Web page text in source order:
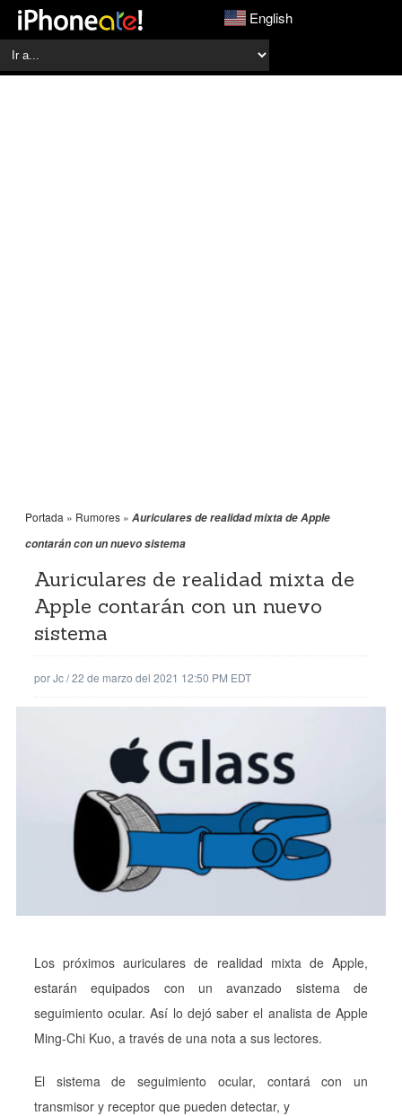
English
Portada » Rumores » Auriculares de realidad mixta de Apple
contarán con un nuevo sistema
Auriculares de realidad mixta de
Apple contarán con un nuevo
sistema
porJc/22 de marzo del 2021 12:50 PM EDT
Los próximos auriculares de realidad mixta de Apple,
estarán equipados con un avanzado sistema de
seguimiento ocular. Así lo dejó saber el analista de Apple
Ming-Chi Kuo, a través de una nota a sus lectores.
El sistema de seguimiento ocular, contará con un
transmisor y receptor que pueden detectar, y